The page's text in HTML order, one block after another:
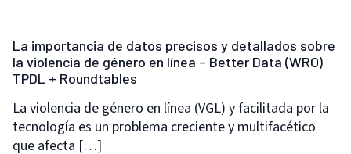
La importancia de datos precisos y detallados sobre
la violencia de género en línea – Better Data (WRO)
TPDL + Roundtables
La violencia de género en línea (VGL) y facilitada por la
tecnología es un problema creciente y multifacético
que afecta […]